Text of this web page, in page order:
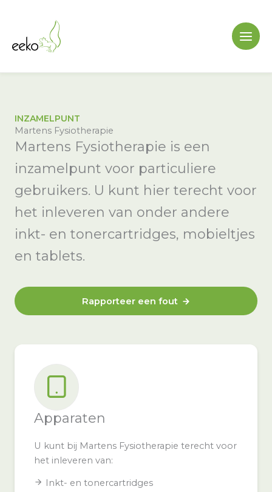
inhoud
INZAMELPUNT
Martens Fysiotherapie
Martens Fysiotherapie is een
inzamelpunt voor particuliere
gebruikers. U kunt hier terecht voor
het inleveren van onder andere
inkt- en tonercartridges, mobieltjes
en tablets.
Rapporteer een fout
Apparaten
U kunt bij Martens Fysiotherapie terecht voor
het inleveren van:
Inkt- en tonercartridges